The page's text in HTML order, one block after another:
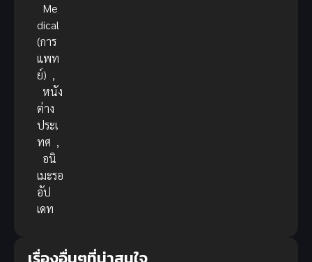
Me
dical
(การ
แพท
ย์) ,
หนัง
ต่าง
ประเ
ทศ ,
อนิ
เมะรอ
อัป
เดท